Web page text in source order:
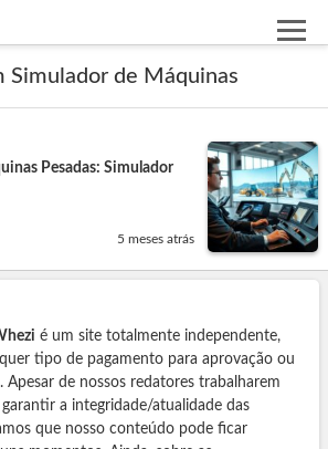
Simulador de Máquinas
Pesadas: Simulador
5 meses atrás
é um site totalmente independente,
tipo de pagamento para aprovação ou
Apesar de nossos redatores trabalharem
a integridade/atualidade das
que nosso conteúdo pode ficar